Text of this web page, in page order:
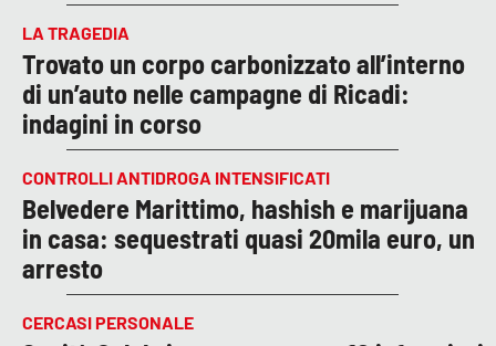
LA TRAGEDIA
Trovato un corpo carbonizzato all’interno
di un’auto nelle campagne di Ricadi:
indagini in corso
CONTROLLI ANTIDROGA INTENSIFICATI
Belvedere Marittimo, hashish e marijuana
in casa: sequestrati quasi 20mila euro, un
arresto
CERCASI PERSONALE